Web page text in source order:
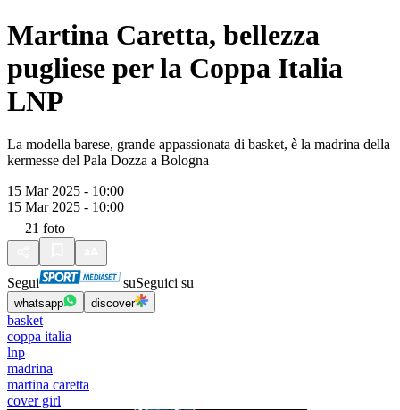
Martina Caretta, bellezza
pugliese per la Coppa Italia
LNP
La modella barese, grande appassionata di basket, è la madrina della
kermesse del Pala Dozza a Bologna
15 Mar 2025 - 10:00
15 Mar 2025 - 10:00
21 foto
Segui suSeguici su
whatsapp discover
basket
coppa italia
lnp
madrina
martina caretta
cover girl